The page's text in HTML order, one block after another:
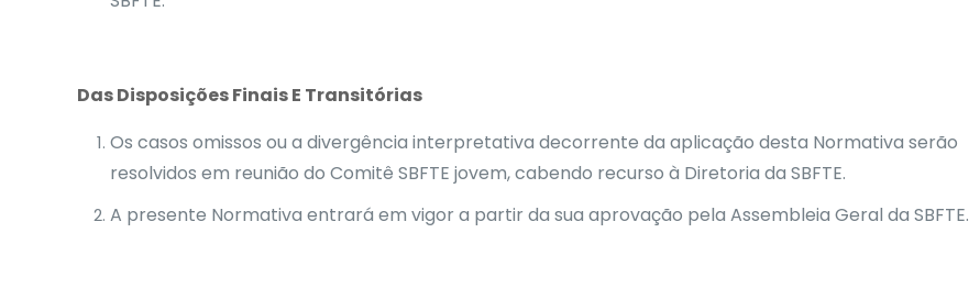
Das Disposições Finais E Transitórias
Os casos omissos ou a divergência interpretativa decorrente da aplicação desta Normativa serão
resolvidos em reunião do Comitê SBFTE jovem, cabendo recurso à Diretoria da SBFTE.
A presente Normativa entrará em vigor a partir da sua aprovação pela Assembleia Geral da SBFTE.